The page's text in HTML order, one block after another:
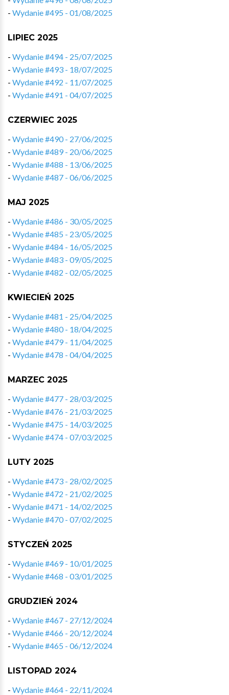
- Wydanie #495 - 01/08/2025
LIPIEC 2025
- Wydanie #494 - 25/07/2025
- Wydanie #493 - 18/07/2025
- Wydanie #492 - 11/07/2025
- Wydanie #491 - 04/07/2025
CZERWIEC 2025
- Wydanie #490 - 27/06/2025
- Wydanie #489 - 20/06/2025
- Wydanie #488 - 13/06/2025
- Wydanie #487 - 06/06/2025
MAJ 2025
- Wydanie #486 - 30/05/2025
- Wydanie #485 - 23/05/2025
- Wydanie #484 - 16/05/2025
- Wydanie #483 - 09/05/2025
- Wydanie #482 - 02/05/2025
KWIECIEŃ 2025
- Wydanie #481 - 25/04/2025
- Wydanie #480 - 18/04/2025
- Wydanie #479 - 11/04/2025
- Wydanie #478 - 04/04/2025
MARZEC 2025
- Wydanie #477 - 28/03/2025
- Wydanie #476 - 21/03/2025
- Wydanie #475 - 14/03/2025
- Wydanie #474 - 07/03/2025
LUTY 2025
- Wydanie #473 - 28/02/2025
- Wydanie #472 - 21/02/2025
- Wydanie #471 - 14/02/2025
- Wydanie #470 - 07/02/2025
STYCZEŃ 2025
- Wydanie #469 - 10/01/2025
- Wydanie #468 - 03/01/2025
GRUDZIEŃ 2024
- Wydanie #467 - 27/12/2024
- Wydanie #466 - 20/12/2024
- Wydanie #465 - 06/12/2024
LISTOPAD 2024
- Wydanie #464 - 22/11/2024